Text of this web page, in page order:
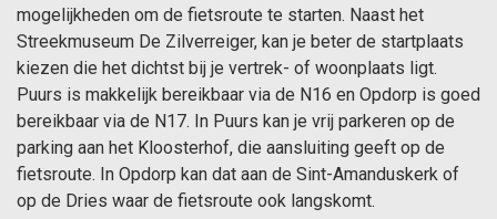
mogelijkheden om de fietsroute te starten. Naast het
Streekmuseum De Zilverreiger, kan je beter de startplaats
kiezen die het dichtst bij je vertrek- of woonplaats ligt.
Puurs is makkelijk bereikbaar via de N16 en Opdorp is goed
bereikbaar via de N17. In Puurs kan je vrij parkeren op de
parking aan het Kloosterhof, die aansluiting geeft op de
fietsroute. In Opdorp kan dat aan de Sint-Amanduskerk of
op de Dries waar de fietsroute ook langskomt.